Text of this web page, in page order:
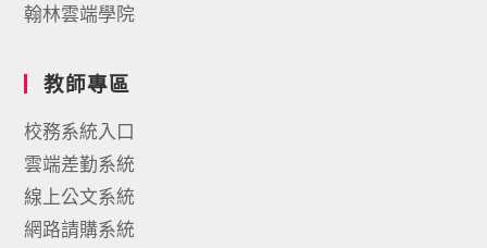
翰林雲端學院
教師專區
校務系統入口
雲端差勤系統
線上公文系統
網路請購系統